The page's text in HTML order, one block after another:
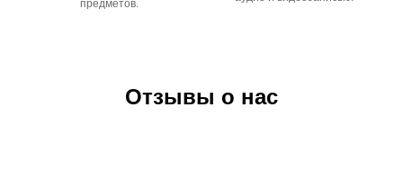
предметов.
Отзывы о нас